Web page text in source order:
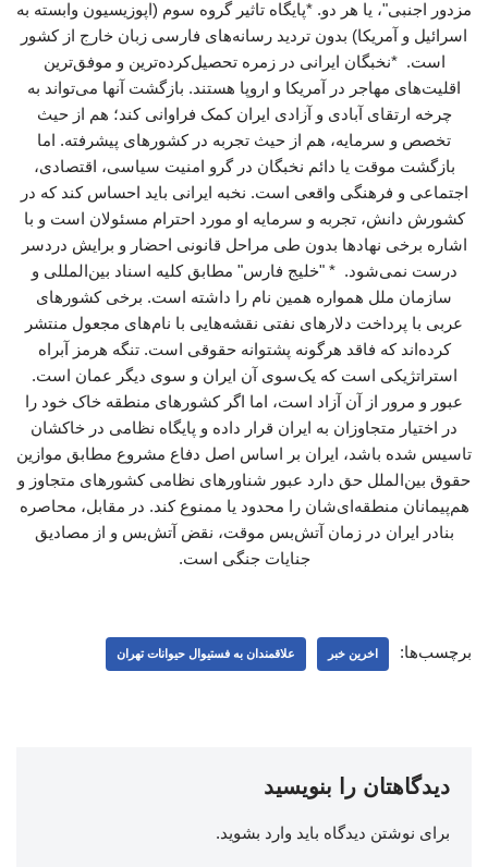
مزدور اجنبی"، یا هر دو. *پایگاه تاثیر گروه سوم (اپوزیسیون وابسته به
اسرائیل و آمریکا) بدون تردید رسانه‌های فارسی زبان خارج از کشور
است. *نخبگان ایرانی در زمره تحصیل‌کرده‌ترین و موفق‌ترین
اقلیت‌های مهاجر در آمریکا و اروپا هستند. بازگشت آنها می‌تواند به
چرخه ارتقای آبادی و آزادی ایران کمک فراوانی کند؛ هم از حیث
تخصص و سرمایه، هم از حیث تجربه در کشورهای پیشرفته. اما
بازگشت موقت یا دائم نخبگان در گرو امنیت سیاسی، اقتصادی،
اجتماعی و فرهنگی واقعی است. نخبه ایرانی باید احساس کند که در
کشورش دانش، تجربه و سرمایه او مورد احترام مسئولان است و با
اشاره برخی نهادها بدون طی مراحل قانونی احضار و برایش دردسر
درست نمی‌شود. * "خلیج فارس" مطابق کلیه اسناد بین‌المللی و
سازمان ملل همواره همین نام را داشته است. برخی کشورهای
عربی با پرداخت دلارهای نفتی نقشه‌هایی با نام‌های مجعول منتشر
کرده‌اند که فاقد هرگونه پشتوانه حقوقی است. تنگه هرمز آبراه
استراتژیکی است که یک‌سوی آن ایران و سوی دیگر عمان است.
عبور و مرور از آن آزاد است، اما اگر کشورهای منطقه خاک خود را
در اختیار متجاوزان به ایران قرار داده و پایگاه نظامی در خاکشان
تاسیس شده باشد، ایران بر اساس اصل دفاع مشروع مطابق موازین
حقوق بین‌الملل حق دارد عبور شناورهای نظامی کشورهای متجاوز و
هم‌پیمانان منطقه‌ای‌شان را محدود یا ممنوع کند. در مقابل، محاصره
بنادر ایران در زمان آتش‌بس موقت، نقض آتش‌بس و از مصادیق
جنایات جنگی است.
برچسب‌ها: اخرین خبر علاقمندان به فستیوال حیوانات تهران
دیدگاهتان را بنویسید
برای نوشتن دیدگاه باید وارد بشوید.